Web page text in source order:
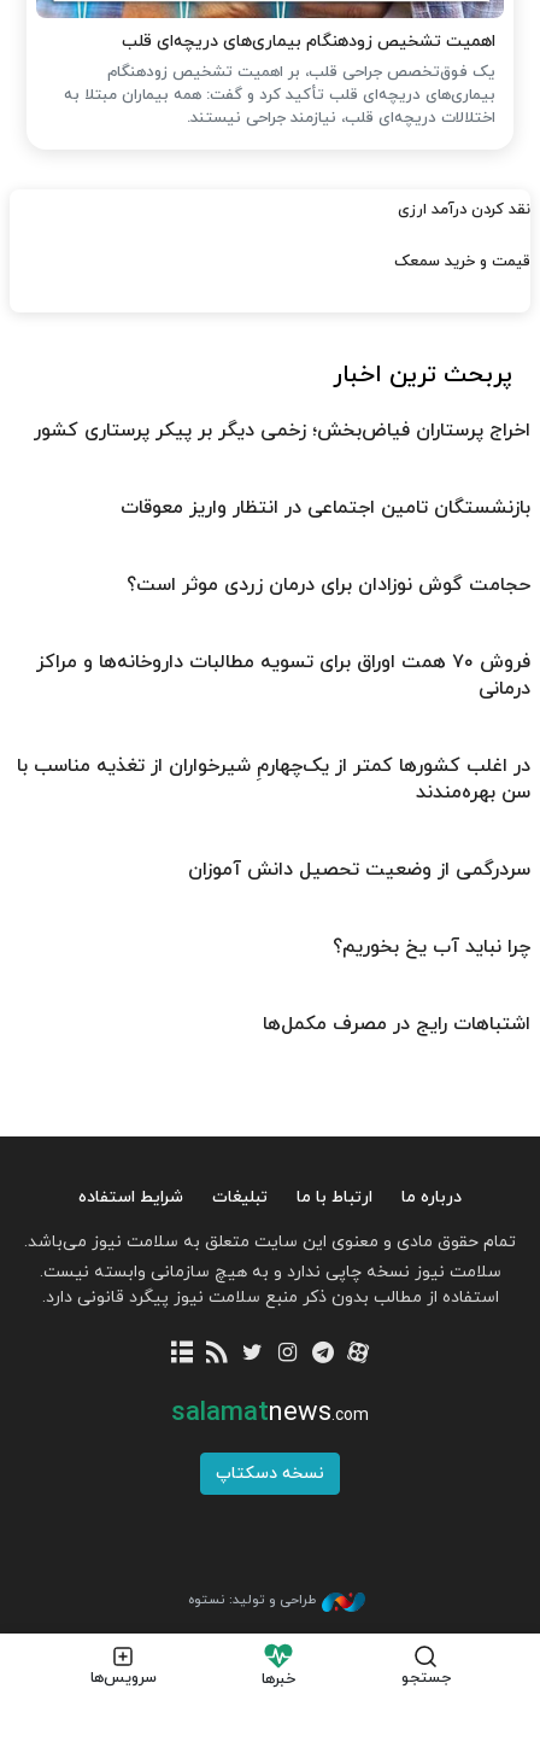
اهمیت تشخیص زودهنگام بیماری‌های دریچه‌ای قلب
یک فوق‌تخصص جراحی قلب، بر اهمیت تشخیص زودهنگام
بیماری‌های دریچه‌ای قلب تأکید کرد و گفت: همه بیماران مبتلا به
اختلالات دریچه‌ای قلب، نیازمند جراحی نیستند.
نقد کردن درآمد ارزی
قیمت و خرید سمعک
پربحث ترین اخبار
اخراج پرستاران فیاض‌بخش؛ زخمی دیگر بر پیکر پرستاری کشور
بازنشستگان تامین اجتماعی در انتظار واریز معوقات
حجامت گوش نوزادان برای درمان زردی موثر است؟
فروش ۷۰ همت اوراق برای تسویه مطالبات داروخانه‌ها و مراکز
درمانی
در اغلب کشورها کمتر از یک‌چهارمِ شیرخواران از تغذیه مناسب با
سن بهره‌مندند
سردرگمی از وضعیت تحصیل دانش آموزان
چرا نباید آب یخ بخوریم؟
اشتباهات رایج در مصرف مکمل‌ها
جستجو خبرها سرویس‌ها
درباره ما ارتباط با ما تبلیغات
شرایط استفاده
تمام حقوق مادی و معنوی این سایت متعلق به سلامت نیوز می‌باشد.
سلامت نیوز نسخه چاپی ندارد و به هیچ سازمانی وابسته نیست.
استفاده از مطالب بدون ذکر منبع سلامت نیوز پیگرد قانونی دارد.
salamatnews.com
نسخه دسکتاپ
طراحی و تولید: نستوه